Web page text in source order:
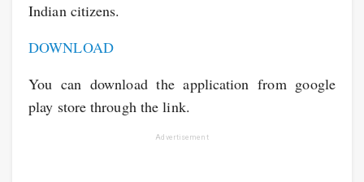
Indian citizens.
DOWNLOAD
You can download the application from google
play store through the link.
Advertisement